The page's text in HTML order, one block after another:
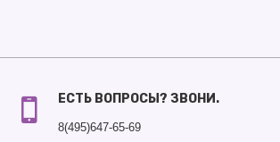
ЕСТЬ ВОПРОСЫ? ЗВОНИ.
8(495)647-65-69